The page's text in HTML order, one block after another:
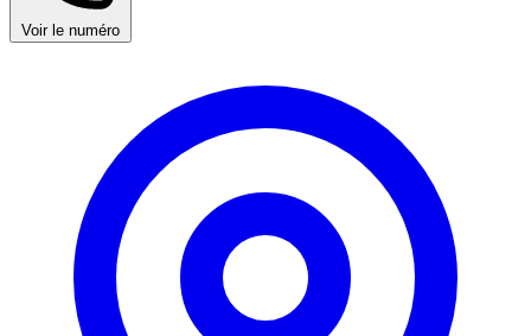
Voir le numéro